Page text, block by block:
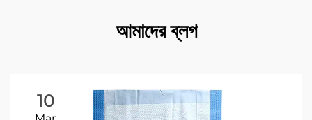
আমাদের ব্লগ
10